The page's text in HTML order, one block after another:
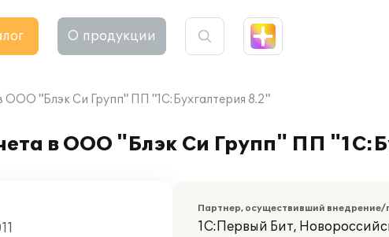
О продукции
ООО "Блэк Си Групп" ПП "1С:Бухгалтерия 8.2"
в ООО "Блэк Си Групп" ПП
Партнер, осуществивший внедрение/
1С:Первый Бит,